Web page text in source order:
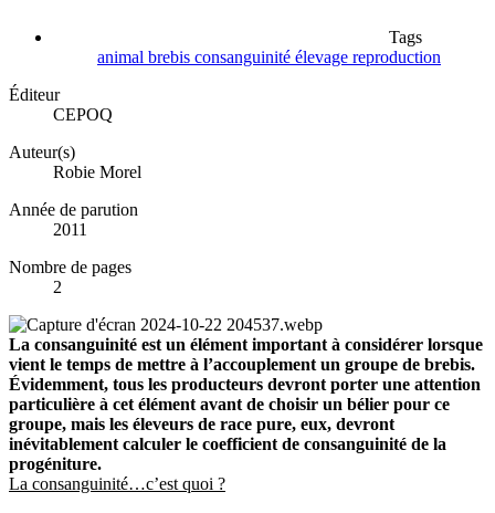
Tags
animal brebis consanguinité élevage reproduction
Éditeur
CEPOQ
Auteur(s)
Robie Morel
Année de parution
2011
Nombre de pages
2
La consanguinité est un élément important à considérer lorsque
vient le temps de mettre à l’accouplement un groupe de brebis.
Évidemment, tous les producteurs devront porter une attention
particulière à cet élément avant de choisir un bélier pour ce
groupe, mais les éleveurs de race pure, eux, devront
inévitablement calculer le coefficient de consanguinité de la
progéniture.
La consanguinité…c’est quoi ?